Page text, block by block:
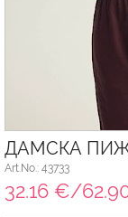
ДАМСКА
Art.No.: 43733
32.16 €/